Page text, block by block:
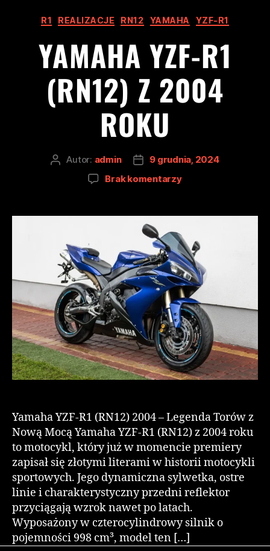
R1 REALIZACJE RN12 YAMAHA YZF-R1
YAMAHA YZF-R1
(RN12) Z 2004
ROKU
Autor: admin
9 grudnia, 2024
Brak komentarzy
Yamaha YZF-R1 (RN12) 2004 – Legenda Torów z
Nową Mocą Yamaha YZF-R1 (RN12) z 2004 roku
to motocykl, który już w momencie premiery
zapisał się złotymi literami w historii motocykli
sportowych. Jego dynamiczna sylwetka, ostre
linie i charakterystyczny przedni reflektor
przyciągają wzrok nawet po latach.
Wyposażony w czterocylindrowy silnik o
pojemności 998 cm³, model ten […]